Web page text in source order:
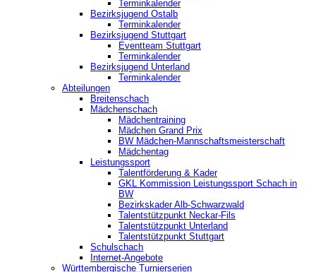
Terminkalender
Bezirksjugend Ostalb
Terminkalender
Bezirksjugend Stuttgart
‎Eventteam Stuttgart
Terminkalender
Bezirksjugend Unterland
Terminkalender
Abteilungen
Breitenschach
Mädchenschach
Mädchentraining
Mädchen Grand Prix
BW Mädchen-Mannschaftsmeisterschaft
Mädchentag
Leistungssport
Talentförderung & Kader
GKL Kommission Leistungssport Schach in
BW
Bezirkskader Alb-Schwarzwald
Talentstützpunkt Neckar-Fils
Talentstützpunkt Unterland
Talentstützpunkt Stuttgart
Schulschach
Internet-Angebote
Württembergische Turnierserien